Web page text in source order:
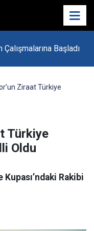
Başladı
Ziraat Türkiye
Türkiye
Oldu
Rakibi